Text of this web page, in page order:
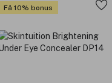
Få 10% bonus